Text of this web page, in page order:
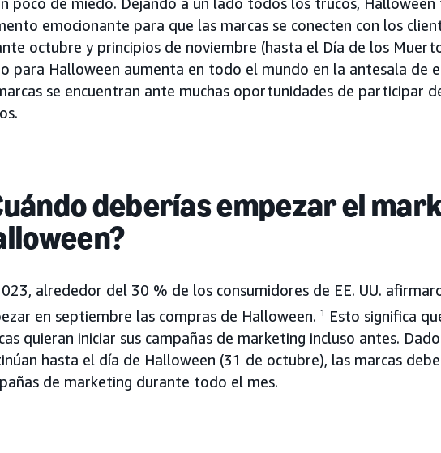
emocionante para que las marcas se conecten con los
octubre y principios de noviembre (hasta el Día de los
para Halloween aumenta en todo el mundo en la antesala de
se encuentran ante muchas oportunidades de participar
deberías empezar el
alrededor del 30 % de los consumidores de EE. UU.
en septiembre las compras de Halloween. 1
Esto significa
quieran iniciar sus campañas de marketing incluso antes.
hasta el día de Halloween (31 de octubre), las marcas
de marketing durante todo el mes.